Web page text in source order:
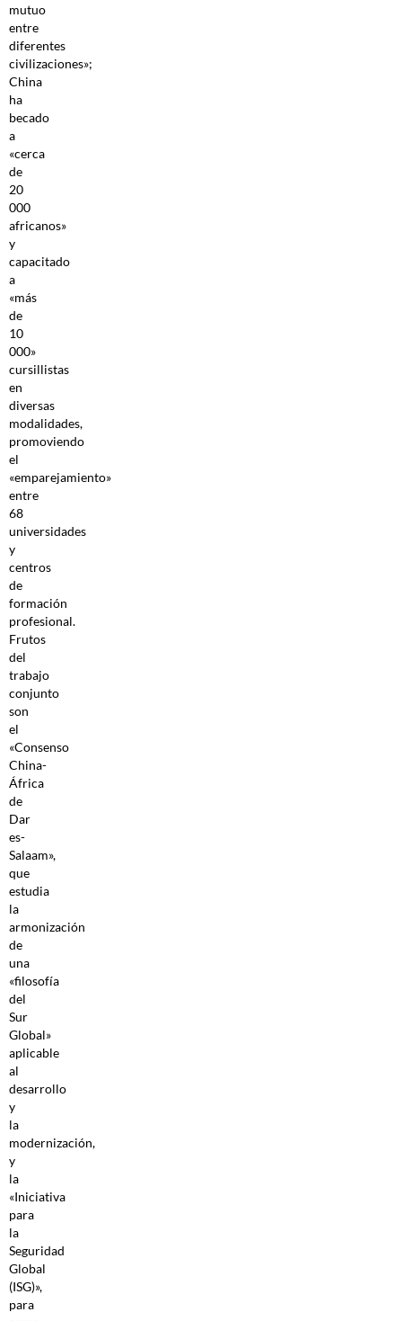
mutuo
entre
diferentes
civilizaciones»;
China
ha
becado
a
«cerca
de
20
000
africanos»
y
capacitado
a
«más
de
10
000»
cursillistas
en
diversas
modalidades,
promoviendo
el
«emparejamiento»
entre
68
universidades
y
centros
de
formación
profesional.
Frutos
del
trabajo
conjunto
son
el
«Consenso
China-
África
de
Dar
es-
Salaam»,
que
estudia
la
armonización
de
una
«filosofía
del
Sur
Global»
aplicable
al
desarrollo
y
la
modernización,
y
la
«Iniciativa
para
la
Seguridad
Global
(ISG)»,
para